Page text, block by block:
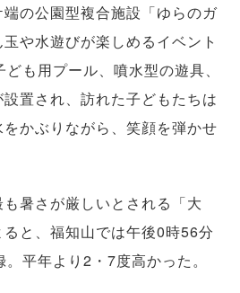
の公園型複合施設「ゆらのガ
や水遊びが楽しめるイベント
も用プール、噴水型の遊具、
置され、訪れた子どもたちは
かぶりながら、笑顔を弾かせ
暑さが厳しいとされる「大
と、福知山では午後0時56分
平年より2・7度高かった。